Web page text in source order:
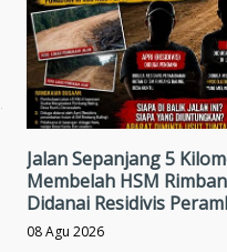
Jalan Sepanjang 5
Membelah HSM
Didanai Residivis
08 Agu 2026